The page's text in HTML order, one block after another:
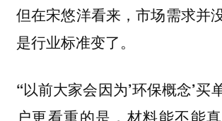
但在宋悠洋看来，市场需求并
是行业标准变了。
“以前大家会因为’环保概念’买
户更看重的是，材料能不能